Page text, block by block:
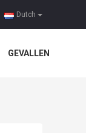
Dutch
GEVALLEN